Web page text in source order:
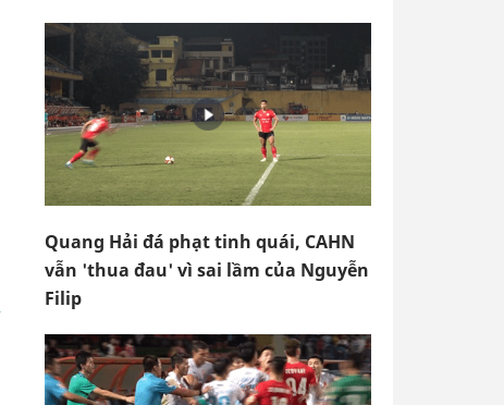
Quang Hải đá phạt tinh quái, CAHN
vẫn 'thua đau' vì sai lầm của Nguyễn
Filip